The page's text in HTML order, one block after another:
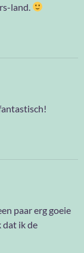
land.
paar erg goeie
dat ik de